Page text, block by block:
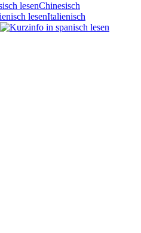
Chinesisch
Italienisch